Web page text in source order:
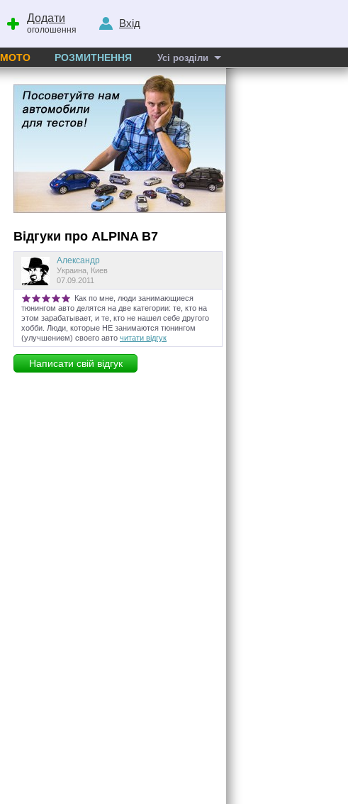
Додати
оголошення
Вхід
МОТО РОЗМИТНЕННЯ Усі розділи
Відгуки про ALPINA B7
Александр
Украина, Киев
07.09.2011
Как по мне, люди занимающиеся
тюнингом авто делятся на две категории: те, кто на
этом зарабатывает, и те, кто не нашел себе другого
хобби. Люди, которые НЕ занимаются тюнингом
(улучшением) своего авто читати відгук
Написати свій відгук